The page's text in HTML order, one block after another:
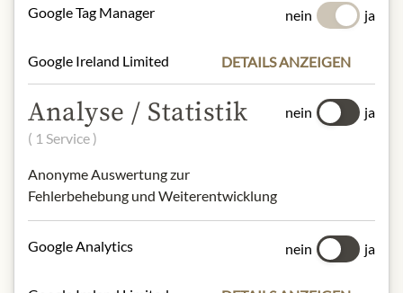
537kcal
Fett:
Kohlenhydrate:1,5g
- davon Zucker:1,5g
Eiweiß:36g
Salz:4,2g
Google Tag Manager nein ja
Google Ireland Limited DETAILS ANZEIGEN
Analyse / Statistik
( 1 Service )
Anonyme Auswertung zur
Fehlerbehebung und Weiterentwicklung
nein ja
Google Analytics nein ja